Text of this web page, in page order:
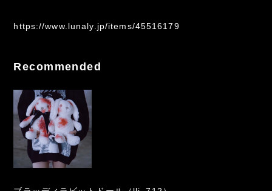
https://www.lunaly.jp/items/45516179
Recommended